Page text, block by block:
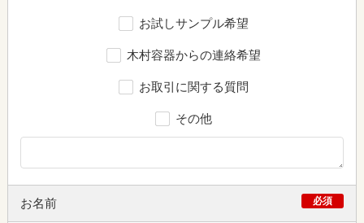
お試しサンプル希望
木村容器からの連絡希望
お取引に関する質問
その他
お名前 必須